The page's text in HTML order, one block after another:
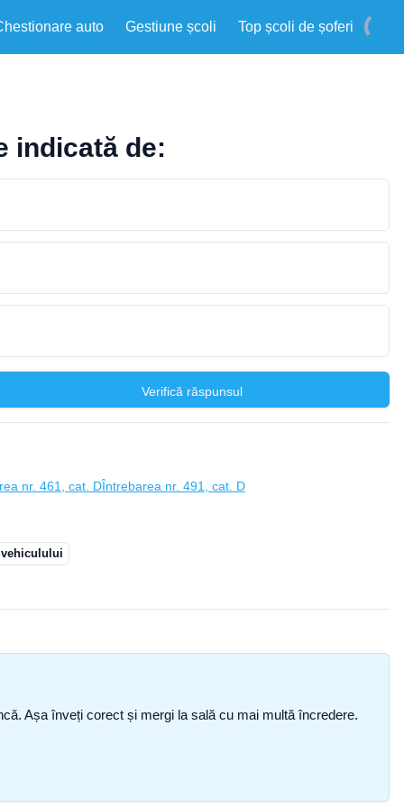
auto Gestiune școli Top școli de șoferi
indicată de:
Verifică răspunsul
nr. 461, cat. DÎntrebarea nr. 491, cat. D
vehiculului
Așa înveți corect și mergi la sală cu mai multă încredere.